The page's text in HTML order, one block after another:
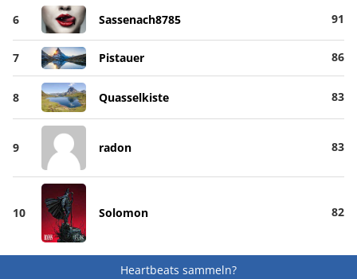
6 Sassenach8785 91
7 Pistauer 86
8 Quasselkiste 83
9 radon 83
10 Solomon 82
Heartbeats sammeln?